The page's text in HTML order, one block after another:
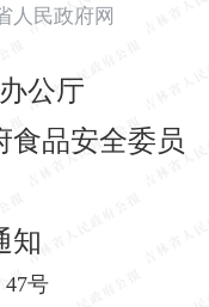
人民政府网
公厅
食品安全委员
知
47号